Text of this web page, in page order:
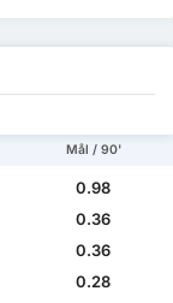
Mål / 90'
0.98
0.36
0.36
0.28